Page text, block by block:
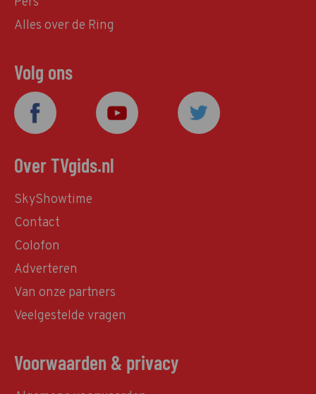
Alles over de Ring
Volg ons
Over TVgids.nl
SkyShowtime
Contact
Colofon
Adverteren
Van onze partners
Veelgestelde vragen
Voorwaarden & privacy